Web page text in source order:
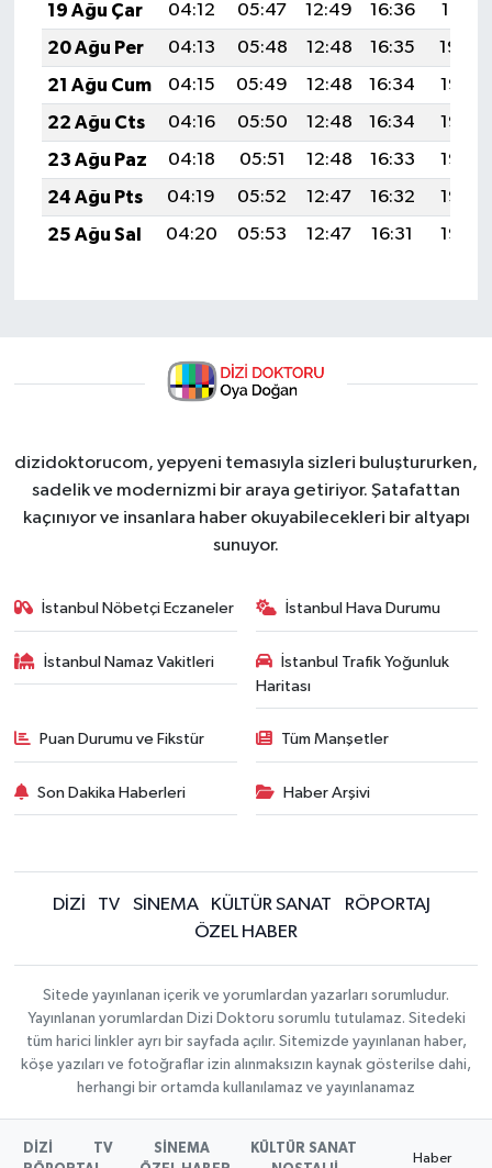
19 Ağu Çar
04:12 05:47 12:49 16:36
19:41
20 Ağu Per
04:13 05:48 12:48 16:35
19:39
21 Ağu Cum
04:15 05:49 12:48 16:34
19:38
22 Ağu Cts
04:16 05:50 12:48 16:34
19:36
23 Ağu Paz
04:18 05:51 12:48 16:33
19:35
24 Ağu Pts
04:19 05:52 12:47 16:32
19:33
25 Ağu Sal
04:20 05:53 12:47 16:31 19:32
dizidoktorucom, yepyeni temasıyla sizleri buluştururken,
sadelik ve modernizmi bir araya getiriyor. Şatafattan
kaçınıyor ve insanlara haber okuyabilecekleri bir altyapı
sunuyor.
İstanbul Nöbetçi Eczaneler İstanbul Hava Durumu
İstanbul Namaz Vakitleri
İstanbul Trafik Yoğunluk
Haritası
Puan Durumu ve Fikstür Tüm Manşetler
Son Dakika Haberleri Haber Arşivi
DİZİ TV SİNEMA KÜLTÜR SANAT
RÖPORTAJ
ÖZEL HABER
Sitede yayınlanan içerik ve yorumlardan yazarları sorumludur.
Yayınlanan yorumlardan Dizi Doktoru sorumlu tutulamaz. Sitedeki
tüm harici linkler ayrı bir sayfada açılır. Sitemizde yayınlanan haber,
köşe yazıları ve fotoğraflar izin alınmaksızın kaynak gösterilse dahi,
herhangi bir ortamda kullanılamaz ve yayınlanamaz
DİZİ TV SİNEMA
KÜLTÜR SANAT
Haber